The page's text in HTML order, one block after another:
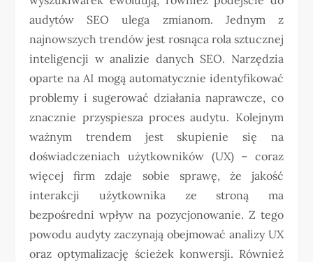
audytów SEO ulega zmianom. Jednym z
najnowszych trendów jest rosnąca rola sztucznej
inteligencji w analizie danych SEO. Narzędzia
oparte na AI mogą automatycznie identyfikować
problemy i sugerować działania naprawcze, co
znacznie przyspiesza proces audytu. Kolejnym
ważnym trendem jest skupienie się na
doświadczeniach użytkowników (UX) – coraz
więcej firm zdaje sobie sprawę, że jakość
interakcji użytkownika ze stroną ma
bezpośredni wpływ na pozycjonowanie. Z tego
powodu audyty zaczynają obejmować analizy UX
oraz optymalizację ścieżek konwersji. Również